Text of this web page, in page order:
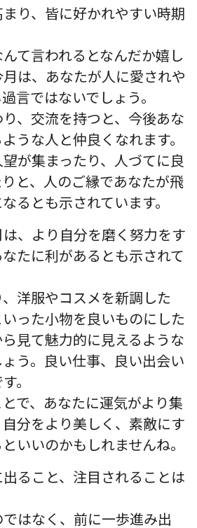
り、皆に好かれやすい時期
て言われるとなんだか嬉し
は、あなたが人に愛されや
言ではないでしょう。
、交流を持つと、今後あな
うな人と仲良くなれます。
が集まったり、人づてに良
と、人のご縁であなたが飛
るとも示されています。
、より自分を磨く努力をす
たに利があるとも示されて
洋服やコスメを新調した
った小物を良いものにした
見て魅力的に見えるような
う。良い仕事、良い出会い
。
で、あなたに運気がより集
分をより美しく、素敵にす
いいのかもしれませんね。
ること、注目されることは
はなく、前に一歩進み出